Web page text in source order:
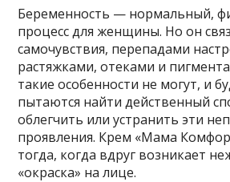
Беременность — нормальный,
процесс для женщины. Но он
самочувствия, перепадами
растяжками, отеками и
такие особенности не могут, и
пытаются найти действенный
облегчить или устранить эти
проявления. Крем «Мама
тогда, когда вдруг возникает
«окраска» на лице.